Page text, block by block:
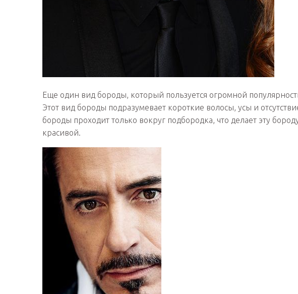
Еще один вид бороды, который пользуется огромной
Этот вид бороды подразумевает короткие волосы, усы и
бороды проходит только вокруг подбородка, что делает эту
красивой.